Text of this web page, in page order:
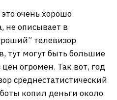
очень хорошо
не описывает в
телевизор
тут могут быть большие
огромен. Так вот, год
среднестатистический
копил деньги около